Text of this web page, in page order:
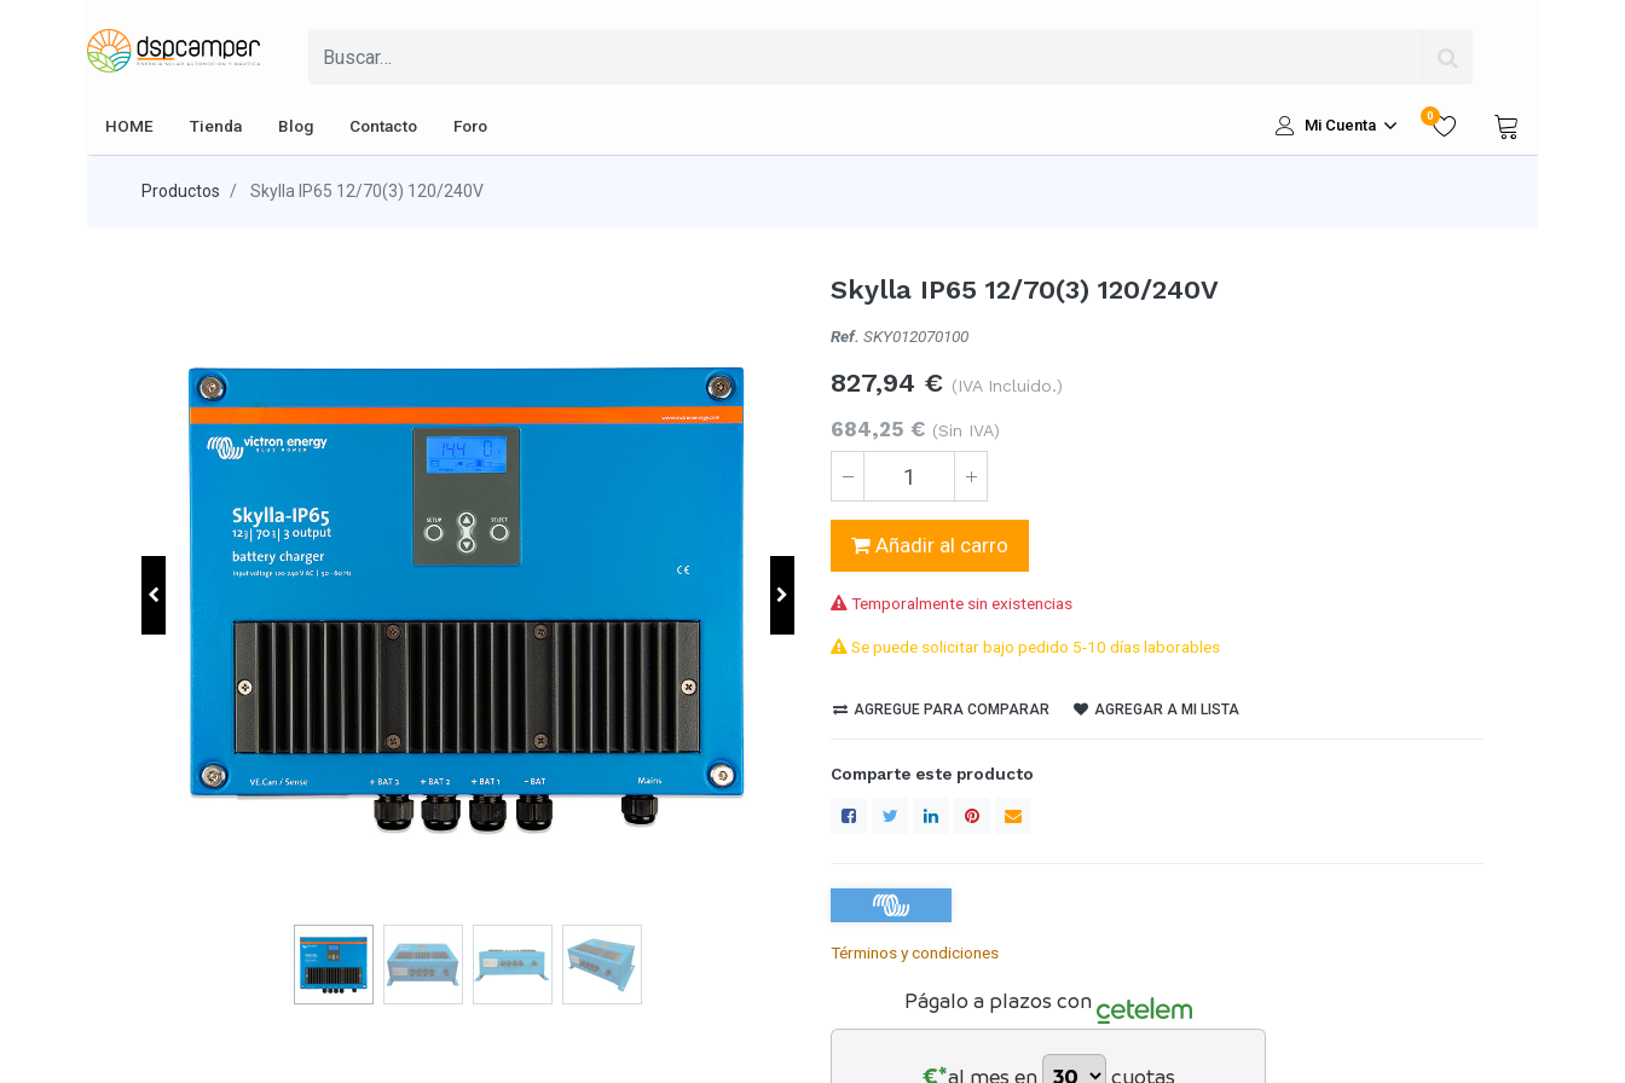
HOME Tienda Blog Contacto Foro Mi Cuenta
0
Productos Skylla IP65 12/70(3) 120/240V
Skylla IP65 12/70(3) 120/240V
Ref. SKY012070100
827,94 € (IVA Incluido.)
684,25 € (Sin IVA)
Añadir al carro
Temporalmente sin existencias
Se puede solicitar bajo pedido 5-10 días laborables
AGREGUE PARA COMPARAR AGREGAR A MI LISTA
Comparte este producto
Términos y condiciones
Págalo a plazos con
€*al mes en cuotas